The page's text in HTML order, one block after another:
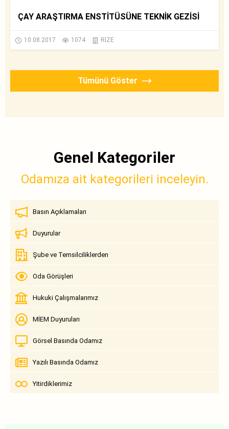
ÇAY ARAŞTIRMA ENSTİTÜSÜNE TEKNİK GEZİSİ
10.08.2017 1074 RİZE
Tümünü Göster
Genel Kategoriler
Odamıza ait kategorileri inceleyin.
Basın Açıklamaları
Duyurular
Şube ve Temsilciliklerden
Oda Görüşleri
Hukuki Çalışmalarımız
MİEM Duyuruları
Görsel Basında Odamız
Yazılı Basında Odamız
Yitirdiklerimiz